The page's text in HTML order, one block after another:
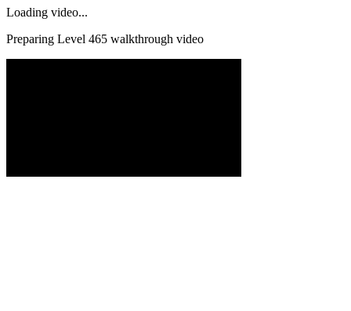
Loading video...
Preparing Level 465 walkthrough video